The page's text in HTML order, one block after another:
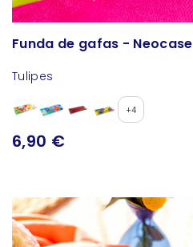
Funda de gafas - Neocase
Tulipes
+4
6,90 €